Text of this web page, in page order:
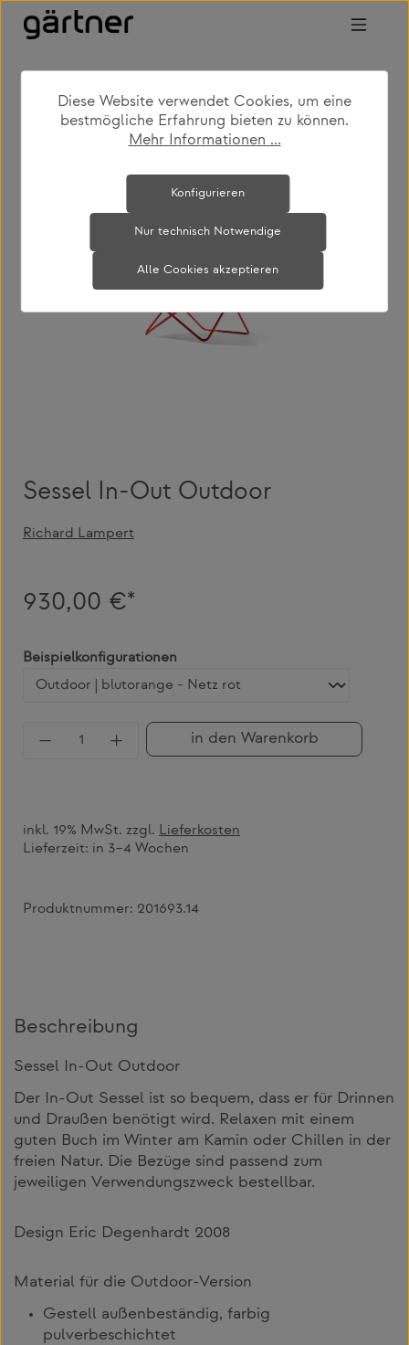
Zum Hauptinhalt springen
shop produkte
outdoor
outdoor loungemöbel
Bildergalerie überspringen
Sessel In-Out Outdoor
Richard Lampert
930,00 €*
Beispielkonfigurationen
Produkt Anzahl: Gib den gewünschten
in den Warenkorb
inkl. 19% MwSt. zzgl. Lieferkosten
Lieferzeit: in 3–4 Wochen
Produktnummer: 201693.14
Beschreibung
Sessel In-Out Outdoor
Der In-Out Sessel ist so bequem, dass er für Drinnen
und Draußen benötigt wird. Relaxen mit einem
guten Buch im Winter am Kamin oder Chillen in der
freien Natur. Die Bezüge sind passend zum
jeweiligen Verwendungszweck bestellbar.
Design Eric Degenhardt 2008
Material für die Outdoor-Version
Gestell außenbeständig, farbig
pulverbeschichtet
Diese Website verwendet Cookies, um eine
bestmögliche Erfahrung bieten zu können.
Mehr Informationen ...
Nur technisch Notwendige
Konfigurieren
Alle Cookies akzeptieren